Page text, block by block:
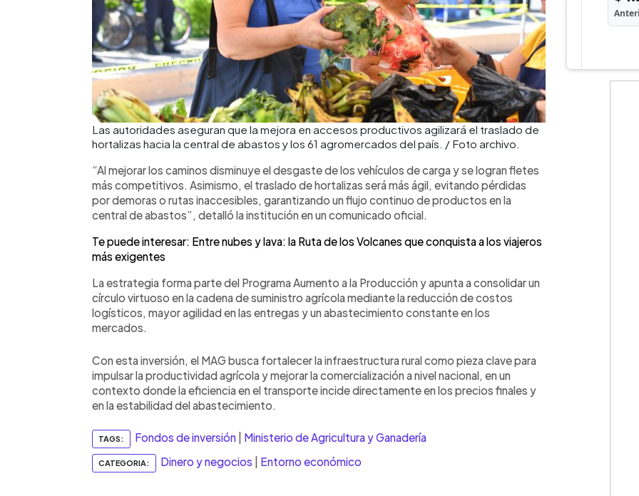
Las autoridades aseguran que la mejora en accesos productivos agilizará el traslado de
hortalizas hacia la central de abastos y los 61 agromercados del país. / Foto archivo.
“Al mejorar los caminos disminuye el desgaste de los vehículos de carga y se logran fletes
más competitivos. Asimismo, el traslado de hortalizas será más ágil, evitando pérdidas
por demoras o rutas inaccesibles, garantizando un flujo continuo de productos en la
central de abastos”, detalló la institución en un comunicado oficial.
Te puede interesar: Entre nubes y lava: la Ruta de los Volcanes que conquista a los viajeros
más exigentes
La estrategia forma parte del Programa Aumento a la Producción y apunta a consolidar un
círculo virtuoso en la cadena de suministro agrícola mediante la reducción de costos
logísticos, mayor agilidad en las entregas y un abastecimiento constante en los
mercados.
Con esta inversión, el MAG busca fortalecer la infraestructura rural como pieza clave para
impulsar la productividad agrícola y mejorar la comercialización a nivel nacional, en un
contexto donde la eficiencia en el transporte incide directamente en los precios finales y
en la estabilidad del abastecimiento.
TAGS: Fondos de inversión Ministerio de Agricultura y Ganadería
CATEGORIA: Dinero y negocios Entorno económico